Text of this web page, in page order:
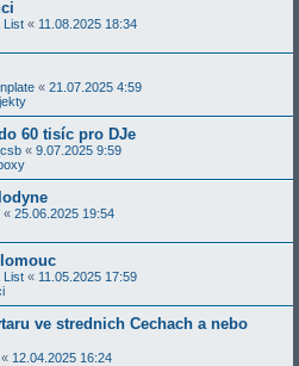
List « 11.08.2025 18:34
« 21.07.2025 4:59
60 tisíc pro DJe
« 9.07.2025 9:59
« 25.06.2025 19:54
List « 11.05.2025 17:59
ve strednich Cechach a nebo
« 12.04.2025 16:24